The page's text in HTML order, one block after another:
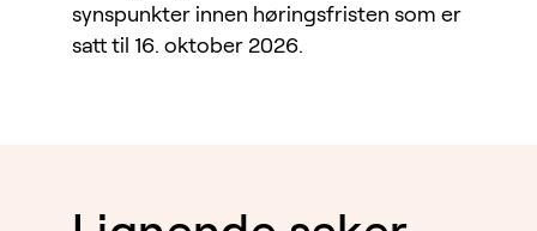
synspunkter innen høringsfristen som er
satt til 16. oktober 2026.